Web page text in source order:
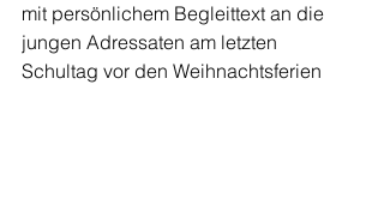
mit persönlichem Begleittext an die
jungen Adressaten am letzten
Schultag vor den Weihnachtsferien